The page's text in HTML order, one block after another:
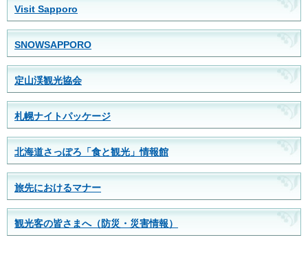
Visit Sapporo
SNOWSAPPORO
定山渓観光協会
札幌ナイトパッケージ
北海道さっぽろ「食と観光」情報館
旅先におけるマナー
観光客の皆さまへ（防災・災害情報）